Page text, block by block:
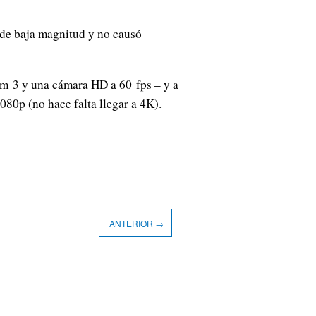
baja magnitud y no causó
3 y una cámara HD a 60 fps – y a
(no hace falta llegar a 4K).
ANTERIOR →